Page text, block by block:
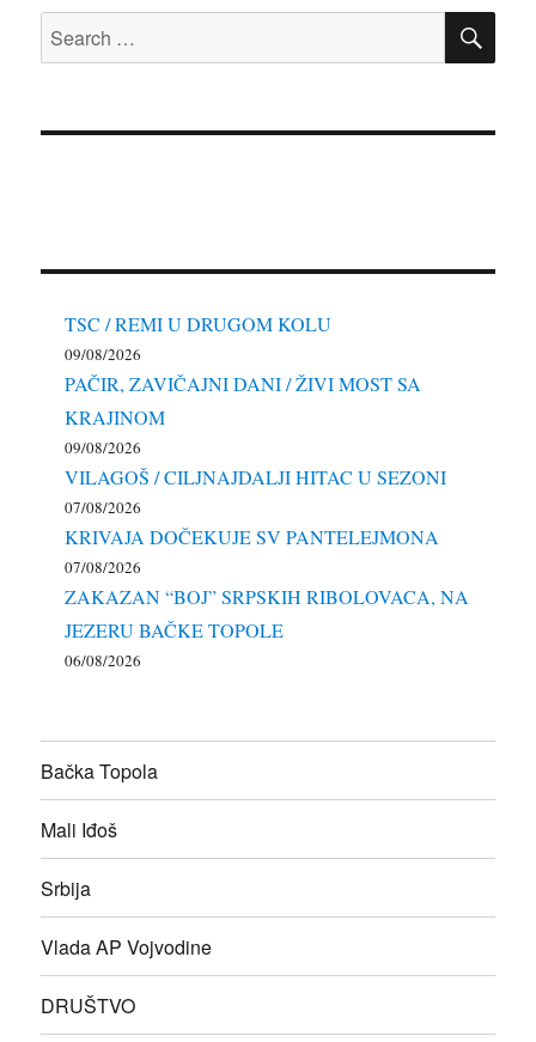
Search
for:
TSC / REMI U DRUGOM KOLU
09/08/2026
PAČIR, ZAVIČAJNI DANI / ŽIVI MOST SA
KRAJINOM
09/08/2026
VILAGOŠ / CILJNAJDALJI HITAC U SEZONI
07/08/2026
KRIVAJA DOČEKUJE SV PANTELEJMONA
07/08/2026
ZAKAZAN “BOJ” SRPSKIH RIBOLOVACA, NA
JEZERU BAČKE TOPOLE
06/08/2026
Bačka Topola
Mali Iđoš
Srbija
Vlada AP Vojvodine
DRUŠTVO